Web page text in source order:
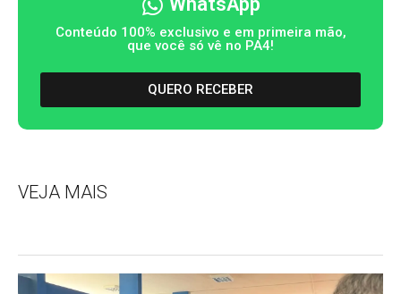
Conteúdo 100% exclusivo e em primeira mão,
que você só vê no PA4!
QUERO RECEBER
VEJA MAIS